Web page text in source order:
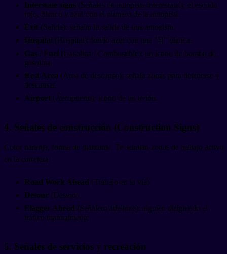
Interstate signs (Señales de autopista interestatal): el escudo
rojo, blanco y azul con el número de la autopista.
Exit (Salida): señalar la salida de una autopista.
Hospital (Hospital): fondo azul con una "H" blanca.
Gas / Fuel (Gasolina / Combustible): un ícono de bomba de
gasolina.
Rest Area (Área de descanso): señala zonas para detenerse y
descansar.
Airport (Aeropuerto): ícono de un avión.
4. Señales de construcción (Construction Signs)
Color naranja, forma de diamante. Te señalan zonas de trabajo activo
en la carretera:
Road Work Ahead (Trabajo en la vía)
Detour (Desvío)
Flagger Ahead (Señalero adelante): alguien dirigiendo el
tráfico manualmente.
5. Señales de servicios y recreación